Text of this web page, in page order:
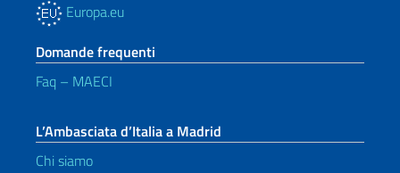
Europa.eu
Domande frequenti
Faq – MAECI
L’Ambasciata d’Italia a Madrid
Chi siamo